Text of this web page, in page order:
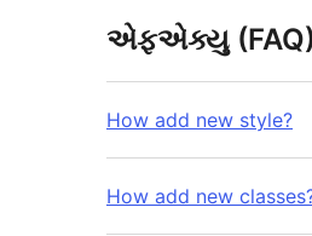
એફએક્યુ (FAQ)
How add new style?
How add new